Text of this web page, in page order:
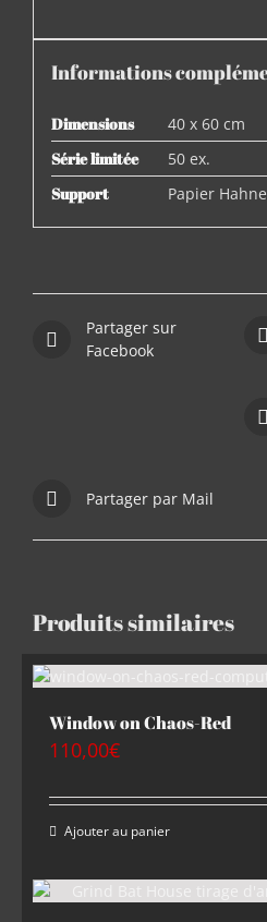
Informations
Dimensions
40 x 60 cm
Série limitée
50 ex.
Support
Papier
Partager sur
Facebook
Partager par Mail
Produits similaires
Window on Chaos-Red
110,00€
Ajouter au panier